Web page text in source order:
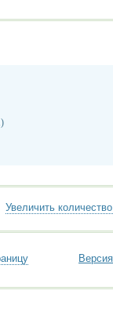
Увеличить